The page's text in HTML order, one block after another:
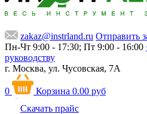
zakaz@instrland.ru Отправить
Пн-Чт 9:00 - 17:30; Пт 9:00 - 16:00
руководству
г. Москва, ул. Чусовская, 7А
0 Корзина 0.00 руб
Скачать прайс